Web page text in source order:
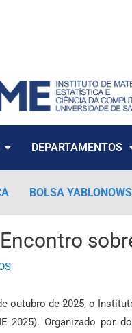
DEPARTAMENTOS
BOLSA
outubro de 2025, o
2025). Organizado por